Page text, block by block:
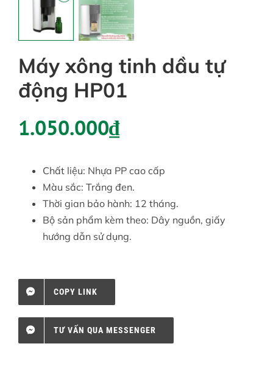
Tài khoản
Máy xông tinh dầu tự
động HP01
1.050.000₫
Chất liệu: Nhựa PP cao cấp
Màu sắc: Trắng đen.
Thời gian bảo hành: 12 tháng.
Bộ sản phẩm kèm theo: Dây nguồn, giấy
hướng dẫn sử dụng.
COPY LINK
TƯ VẤN QUA MESSENGER